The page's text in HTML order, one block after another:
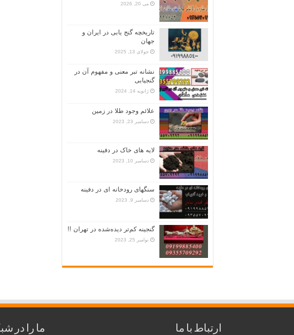
می 20, 2026
تاریخچه گنج‌ یابی در ایران و
جهان
جولای 13, 2025
نشانه تبر معنی و مفهوم آن در
گنجیابی
ژانویه 14, 2024
علائم وجود طلا در زمین
دسامبر 23, 2023
لایه های خاک در دفینه
دسامبر 10, 2023
سنگهای رودخانه ای در دفینه
دسامبر 9, 2023
گنجینه کم‌تر دیده‌شده در تهران !!
نوامبر 25, 2023
ارتباط با ما ما را در